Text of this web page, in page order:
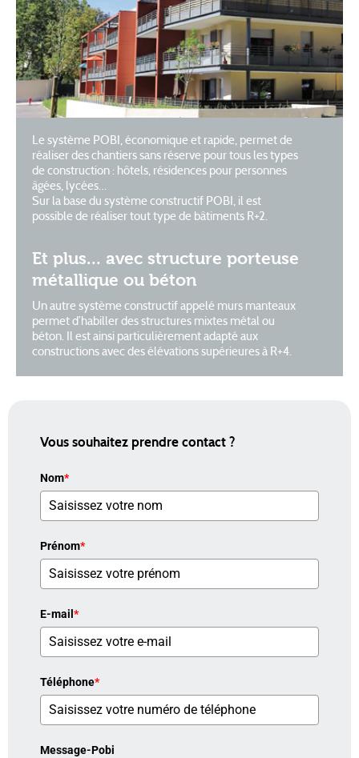
Le système POBI, économique et rapide, permet de
réaliser des chantiers sans réserve pour tous les types
de construction : hôtels, résidences pour personnes
âgées, lycées…
Sur la base du système constructif POBI, il est
possible de réaliser tout type de bâtiments R+2.
Et plus... avec structure porteuse
métallique ou béton
Un autre système constructif appelé murs manteaux
permet d’habiller des structures mixtes métal ou
béton. Il est ainsi particulièrement adapté aux
constructions avec des élévations supérieures à R+4.
Vous souhaitez prendre contact ?
Nom*
Prénom*
E-mail *
Téléphone*
Message-Pobi